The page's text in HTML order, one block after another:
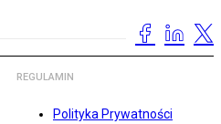
REGULAMIN
Polityka Prywatności